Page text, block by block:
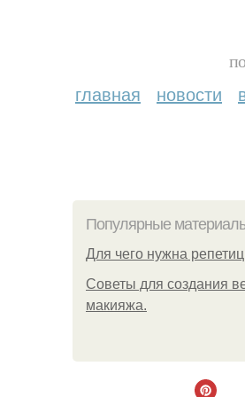
главная новости
Популярные
Для чего нужна
Советы для создания
макияжа.